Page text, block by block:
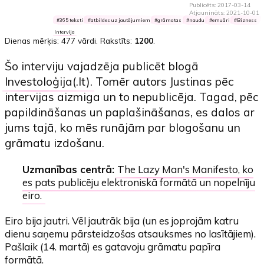
Publicēts: 2017-03-14
Atjaunināts: 2021-10-01
365 teksti atbildes uz jautājumiem grāmatas naudu emuāri Bizness
Intervija
Dienas mērķis:477 vārdi . Rakstīts: 1200
Šo interviju vajadzēja publicēt blogā
Investoloģija(.lt). Tomēr autors Justinas pēc
intervijas aizmiga un to nepublicēja. Tagad, pēc
papildināšanas un paplašināšanas, es dalos ar
jums tajā, ko mēs runājām par blogošanu un
grāmatu izdošanu.
Uzmanības centrā: The Lazy Man's Manifesto, ko
es pats publicēju elektroniskā formātā un nopelnīju
eiro.
Eiro bija jautri. Vēl jautrāk bija (un es joprojām katru
dienu saņemu pārsteidzošas atsauksmes no lasītājiem).
Pašlaik (14. martā) es gatavoju grāmatu papīra
formātā.